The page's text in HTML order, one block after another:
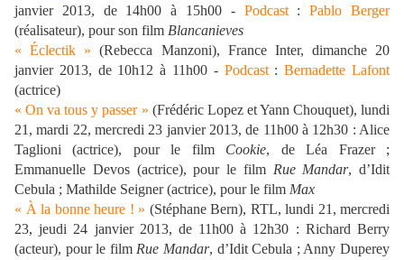
janvier 2013, de 14h00 à 15h00 - Podcast:Pablo Berger
(réalisateur), pour son film Blancanieves
« Éclectik » (Rebecca Manzoni), France Inter, dimanche 20
janvier 2013, de 10h12 à 11h00 - Podcast:Bernadette Lafont
(actrice)
« On va tous y passer » (Frédéric Lopez et Yann Chouquet), lundi
21, mardi 22, mercredi 23 janvier 2013, de 11h00 à 12h30 : Alice
Taglioni (actrice), pour le film Cookie, de Léa Frazer ;
Emmanuelle Devos (actrice), pour le film Rue Mandar, d’Idit
Cebula ; Mathilde Seigner (actrice), pour le film Max
« À la bonne heure ! » (Stéphane Bern), RTL, lundi 21, mercredi
23, jeudi 24 janvier 2013, de 11h00 à 12h30 : Richard Berry
(acteur), pour le film Rue Mandar, d’Idit Cebula ; Anny Duperey